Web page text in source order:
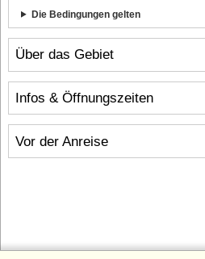
Über das Gebiet
Infos & Öffnungszeiten
Vor der Anreise
Die Bedingungen gelten